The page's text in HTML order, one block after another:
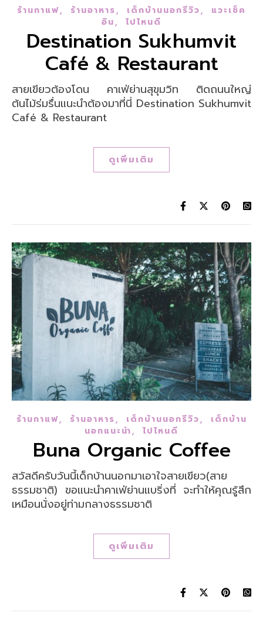
ร้านกาแฟ, ร้านอาหาร, เด็กบ้านนอกรีวิว,
แวะเช็ค
อิน, ไปไหนดี
Destination Sukhumvit
Café & Restaurant
สายเขียวต้องโดน คาเฟ่ย่านสุขุมวิท ติดถนนใหญ่
ต้นไม้ร่มรื่นแนะนำต้องมาที่นี่ Destination Sukhumvit
Café & Restaurant
ดูเพิ่มเติม
ร้านกาแฟ, ร้านอาหาร, เด็กบ้านนอกรีวิว,
เด็กบ้าน
นอกแนะนำ, ไปไหนดี
Buna Organic Coffee
สวัสดีครับวันนี้เด็กบ้านนอกมาเอาใจสายเขียว(สาย
ธรรมชาติ) ขอแนะนำคาเฟ่ย่านแบริ่งที่ จะทำให้คุณรู้สึก
เหมือนนั่งอยู่ท่ามกลางธรรมชาติ
ดูเพิ่มเติม